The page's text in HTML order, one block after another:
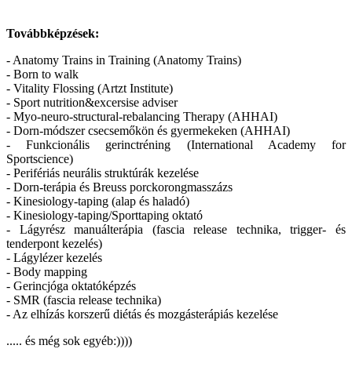
Továbbképzések:
- Anatomy Trains in Training (Anatomy Trains)
- Born to walk
- Vitality Flossing (Artzt Institute)
- Sport nutrition&excersise adviser
- Myo-neuro-structural-rebalancing Therapy (AHHAI)
- Dorn-módszer csecsemőkön és gyermekeken (AHHAI)
- Funkcionális gerinctréning (International Academy for
Sportscience)
- Perifériás neurális struktúrák kezelése
- Dorn-terápia és Breuss porckorongmasszázs
- Kinesiology-taping (alap és haladó)
- Kinesiology-taping/Sporttaping oktató
- Lágyrész manuálterápia (fascia release technika, trigger- és
tenderpont kezelés)
- Lágylézer kezelés
- Body mapping
- Gerincjóga oktatóképzés
- SMR (fascia release technika)
- Az elhízás korszerű diétás és mozgásterápiás kezelése
..... és még sok egyéb:))))